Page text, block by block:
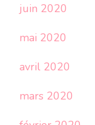
juin 2020
mai 2020
avril 2020
mars 2020